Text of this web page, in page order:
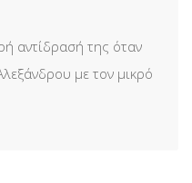
αντίδρασή της όταν
με τον μικρό